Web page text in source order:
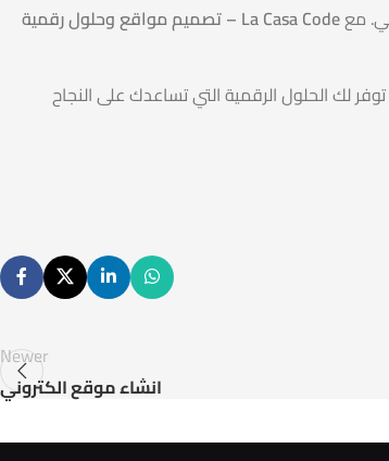
La Casa Code – تصميم مواقع وحلول رقمية
سواء كنت تبحث عن تصميم مواقع جذاب، website development متكامل، أو web development company موثوقة، فإن La Casa Code توفر لك الحلول الرقمية التي تساعدك على النجاح
Newer
انشاء موقع الكتروني